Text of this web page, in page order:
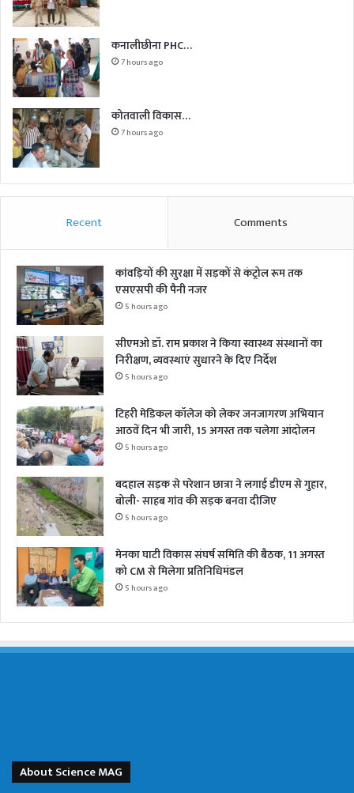
कनालीछीना PHC…
7 hours ago
कोतवाली विकास…
7 hours ago
Recent Comments
कांवड़ियों की सुरक्षा में सड़कों से कंट्रोल रूम तक
एसएसपी की पैनी नजर
5 hours ago
सीएमओ डॉ. राम प्रकाश ने किया स्वास्थ्य संस्थानों का
निरीक्षण, व्यवस्थाएं सुधारने के दिए निर्देश
5 hours ago
टिहरी मेडिकल कॉलेज को लेकर जनजागरण अभियान
आठवें दिन भी जारी, 15 अगस्त तक चलेगा आंदोलन
5 hours ago
बदहाल सड़क से परेशान छात्रा ने लगाई डीएम से गुहार,
बोली- साहब गांव की सड़क बनवा दीजिए
5 hours ago
मेनका घाटी विकास संघर्ष समिति की बैठक, 11 अगस्त
को CM से मिलेगा प्रतिनिधिमंडल
5 hours ago
About Science MAG